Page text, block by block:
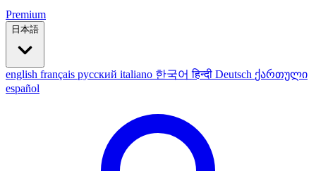
Premium
日本語
english français русский italiano 한국어हिन्दी Deutsch ქართული
español